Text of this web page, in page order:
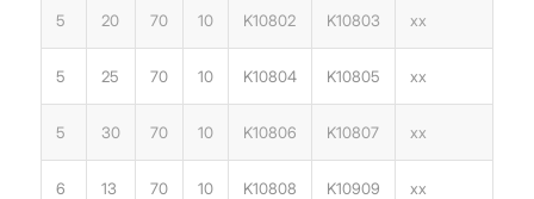
5 20 70 10 K10802 K10803 xx
5 25 70 10 K10804 K10805 xx
5 30 70 10 K10806 K10807 xx
6 13 70 10 K10808 K10909 xx